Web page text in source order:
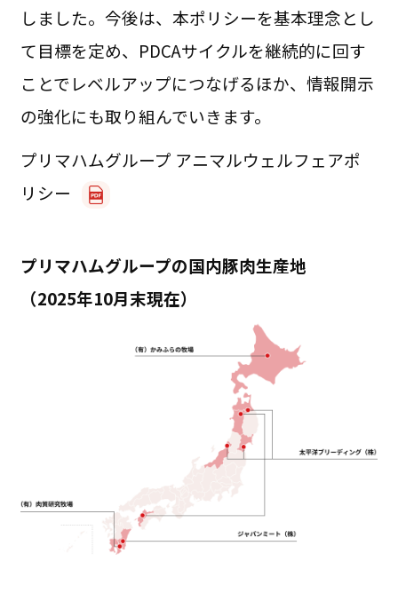
しました。今後は、本ポリシーを基本理念とし
て目標を定め、PDCAサイクルを継続的に回す
ことでレベルアップにつなげるほか、情報開示
の強化にも取り組んでいきます。
プリマハムグループ アニマルウェルフェアポ
リシー
プリマハムグループの国内豚肉生産地
（2025年10月末現在）